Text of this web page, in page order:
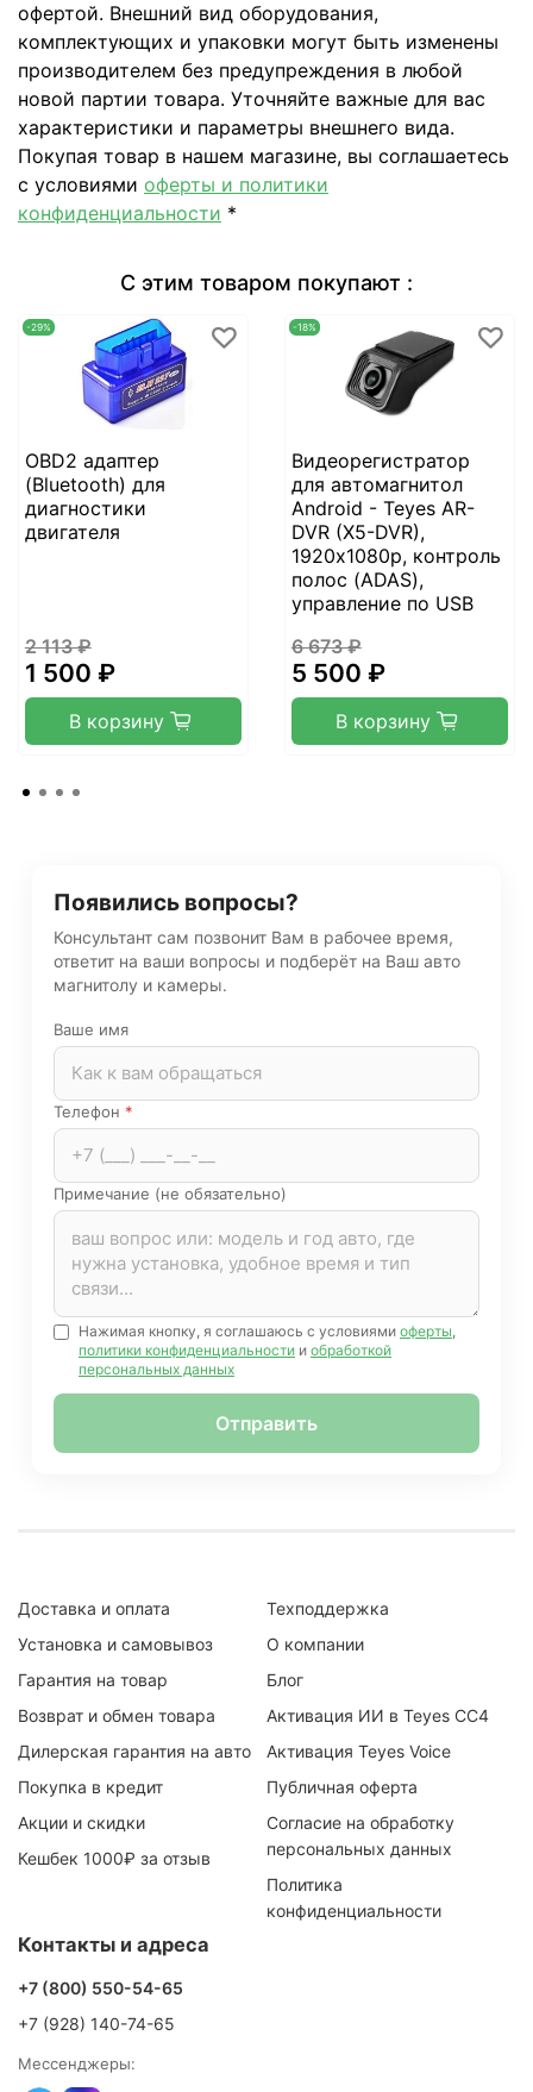
офертой. Внешний вид оборудования,
комплектующих и упаковки могут быть изменены
производителем без предупреждения в любой
новой партии товара. Уточняйте важные для вас
характеристики и параметры внешнего вида.
Покупая товар в нашем магазине, вы соглашаетесь
с условиями оферты и политики
конфиденциальности *
С этим товаром покупают :
-29%
OBD2 адаптер
(Bluetooth) для
диагностики
двигателя
2 113 ₽
1 500 ₽
В корзину
-18%
Видеорегистратор
для автомагнитол
Android - Teyes AR-
DVR (X5-DVR),
1920х1080p, контроль
полос (ADAS),
управление по USB
6 673 ₽
5 500 ₽
В корзину
Появились вопросы?
Консультант сам позвонит Вам в рабочее время,
ответит на ваши вопросы и подберёт на Ваш авто
магнитолу и камеры.
Ваше имя
Телефон *
Примечание (не обязательно)
Нажимая кнопку, я соглашаюсь с условиями оферты
политики конфиденциальности и обработкой
персональных данных
Отправить
Доставка и оплата
Установка и самовывоз
Гарантия на товар
Возврат и обмен товара
Дилерская гарантия на авто
Покупка в кредит
Акции и скидки
Кешбек 1000₽ за отзыв
Техподдержка
О компании
Блог
Активация ИИ в Teyes CC4
Активация Teyes Voice
Публичная оферта
Согласие на обработку
персональных данных
Политика
конфиденциальности
Контакты и адреса
+7 (800) 550-54-65
+7 (928) 140-74-65
Мессенджеры: